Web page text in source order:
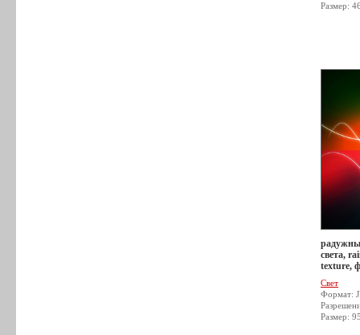
Размер:
света,
texture,
Свет
Формат:
Размер: